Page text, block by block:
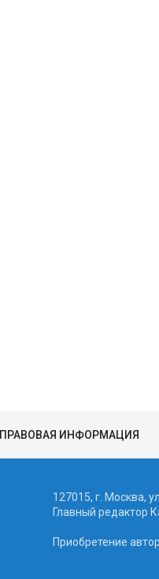
ПРАВОВАЯ ИНФОРМАЦИЯ
127015, г. Москва,
Главный редактор
Приобретение